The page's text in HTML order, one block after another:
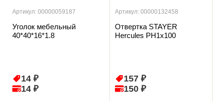
Артикул: 00000059187
Уголок мебельный
40*40*16*1.8
14 ₽
14 ₽
Артикул: 00000132458
Отвертка STAYER
Hercules PH1x100
157 ₽
150 ₽